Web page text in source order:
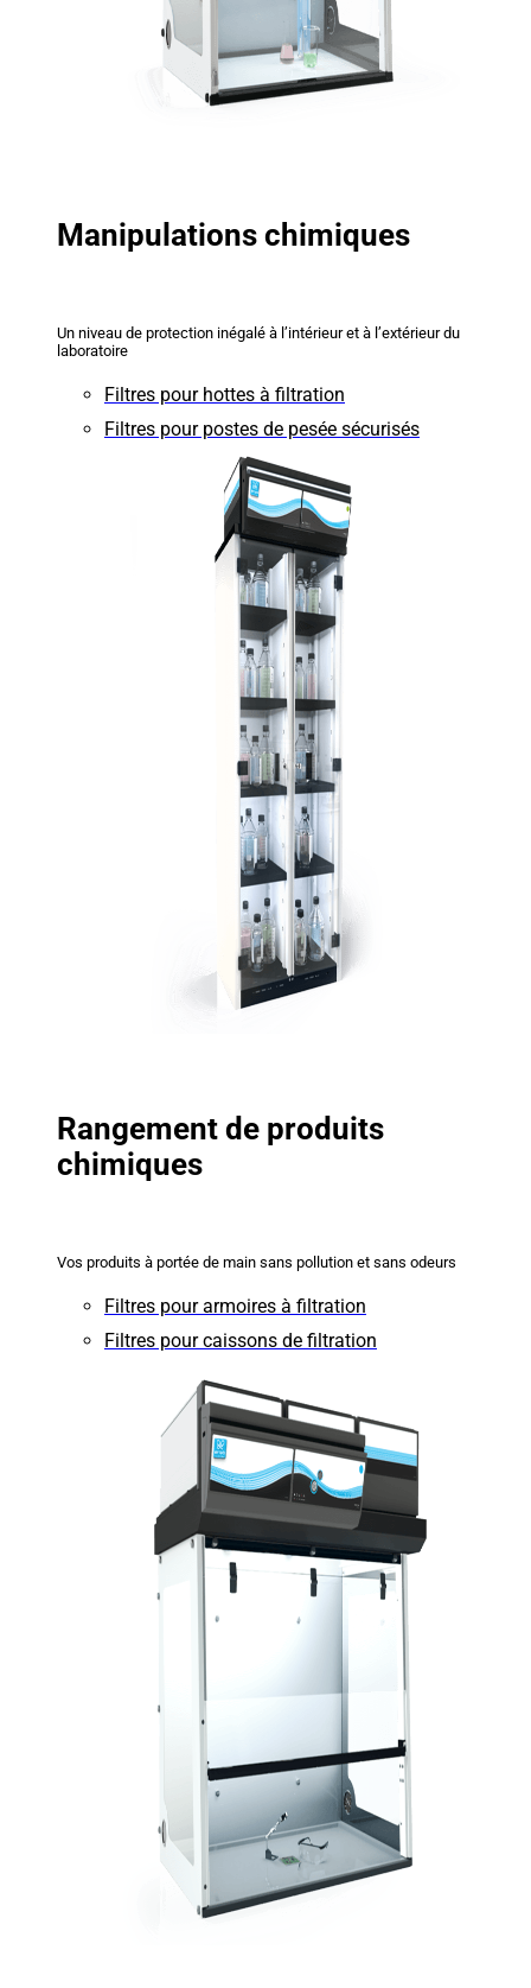
Manipulations chimiques
Un niveau de protection inégalé à l’intérieur et à l’extérieur du
laboratoire
Filtres pour hottes à filtration
Filtres pour postes de pesée sécurisés
Rangement de produits
chimiques
Vos produits à portée de main sans pollution et sans odeurs
Filtres pour armoires à filtration
Filtres pour caissons de filtration